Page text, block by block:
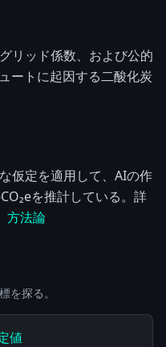
リッド係数、および公的
ートに起因する二酸化炭
仮定を適用して、AIの作
を推計している。詳
方法論
を探る。
値